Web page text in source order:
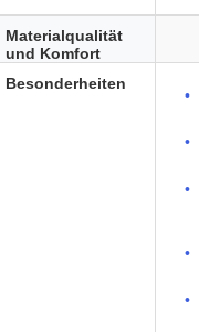
Materialqualität
und Komfort
Besonderheiten